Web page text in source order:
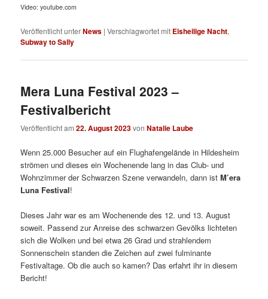
Video: youtube.com
Veröffentlicht unterNews |Verschlagwortet mit Eisheilige Nacht,
Subway to Sally
Mera Luna Festival 2023 –
Festivalbericht
Veröffentlicht am22. August 2023vonNatalie Laube
Wenn 25.000 Besucher auf ein Flughafengelände in Hildesheim
strömen und dieses ein Wochenende lang in das Club- und
Wohnzimmer der Schwarzen Szene verwandeln, dann istM’era
Luna Festival!
Dieses Jahr war es am Wochenende des 12. und 13. August
soweit. Passend zur Anreise des schwarzen Gevölks lichteten
sich die Wolken und bei etwa 26 Grad und strahlendem
Sonnenschein standen die Zeichen auf zwei fulminante
Festivaltage. Ob die auch so kamen? Das erfahrt ihr in diesem
Bericht!